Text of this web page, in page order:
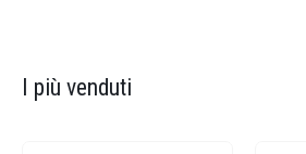
I più venduti